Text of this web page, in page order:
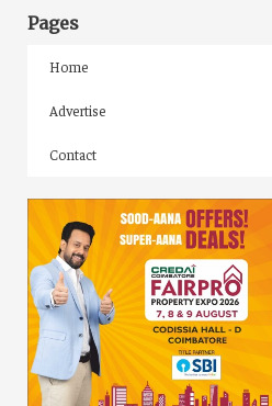
Pages
Home
Advertise
Contact